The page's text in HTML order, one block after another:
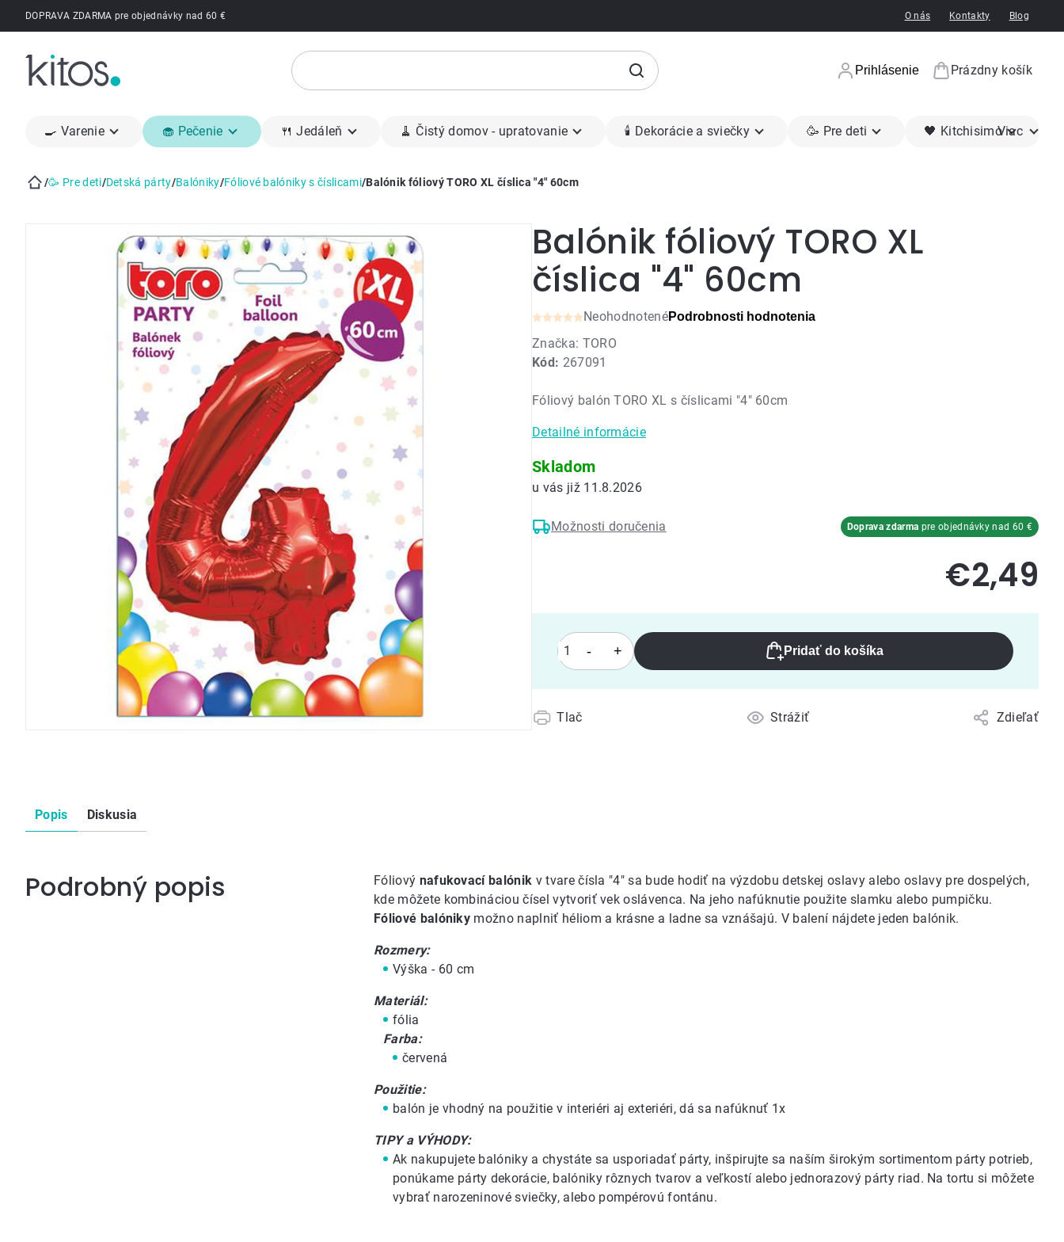
PrejsťDOPRAVA ZDARMA pre objednávky nad 60 € O nás Kontakty Blog
Prihlásenie
Nákupný
Prázdny košík
🍳 Varenie 🧁 Pečenie 🍴 Jedáleň 🧹 Čistý domov - upratovanie 🕯 Dekorácie a sviečky 🥳 Pre deti 🖤 KitchisimoViac
/🥳 Pre deti/Detská párty/Balóniky/Fóliové balóniky s číslicami/Balónik fóliový TORO XL číslica "4" 60cm
Balónik fóliový TORO XL
číslica "4" 60cm
Kód: 267091
Priemerné
hodnotenie
produktu
0,0
5
hviezdičiek.
NeohodnotenéPodrobnosti hodnotenia
Značka: TORO
Pridať do košíka
Fóliový balón TORO XL s číslicami "4" 60cm
Detailné informácie
Tlač Strážiť Zdieľať
Skladom
11.8.2026
Možnosti doručenia Doprava zdarma pre objednávky nad 60 €
€2,49
Popis Diskusia
Podrobný popis Fóliový nafukovací balónik v tvare čísla "4" sa bude hodiť na výzdobu detskej oslavy alebo oslavy pre dospelých,
kde môžete kombináciou čísel vytvoriť vek oslávenca. Na jeho nafúknutie použite slamku alebo pumpičku.
Fóliové balóniky možno naplniť héliom a krásne a ladne sa vznášajú. V balení nájdete jeden balónik.
Rozmery:
Výška - 60 cm
Materiál:
fólia
Farba:
červená
Použitie:
balón je vhodný na použitie v interiéri aj exteriéri, dá sa nafúknuť 1x
TIPY a VÝHODY:
Ak nakupujete balóniky a chystáte sa usporiadať párty, inšpirujte sa našímširokým sortimentom párty potrieb,
ponúkame párty dekorácie, balóniky rôznych tvarov a veľkostí alebo jednorazový párty riad. Na tortu si môžete
vybrať narozeninové sviečky, alebo pompérovú fontánu.